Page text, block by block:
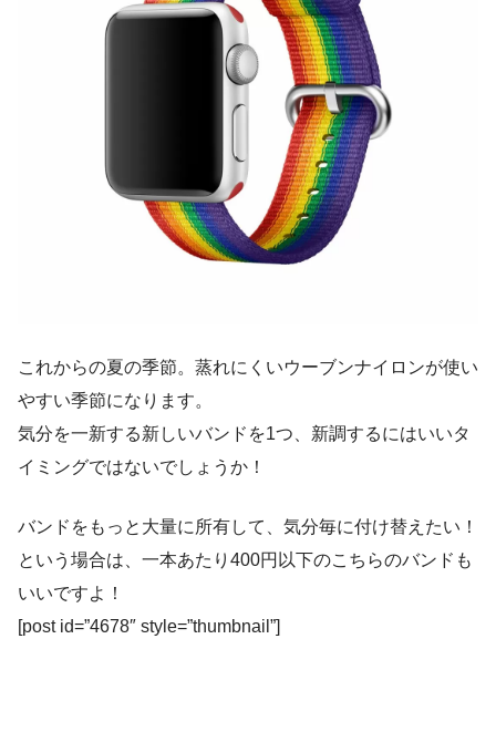
これからの夏の季節。蒸れにくいウーブンナイロンが使い
やすい季節になります。
気分を一新する新しいバンドを1つ、新調するにはいいタ
イミングではないでしょうか！
バンドをもっと大量に所有して、気分毎に付け替えたい！
という場合は、一本あたり400円以下のこちらのバンドも
いいですよ！
[post id=”4678″ style=”thumbnail”]